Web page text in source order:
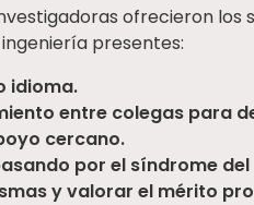
ofrecieron los
presentes:
idioma.
entre colegas para
cercano.
por el síndrome
y valorar el mérito